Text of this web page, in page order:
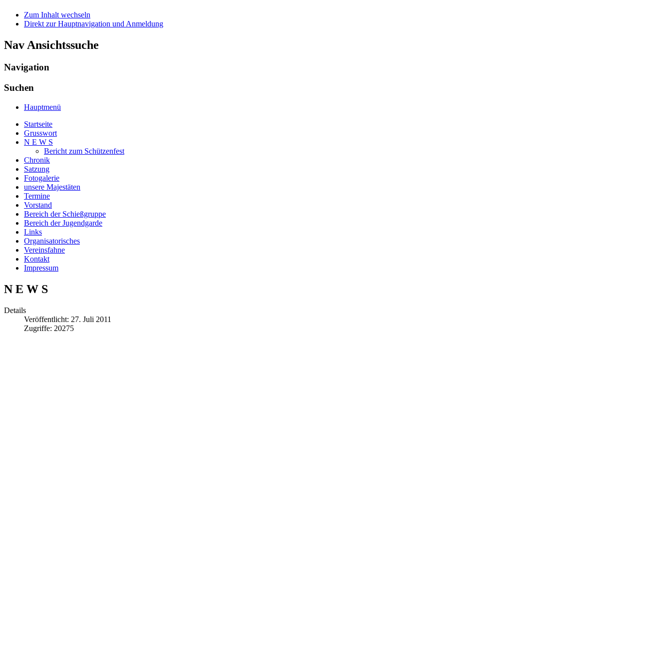
Zum Inhalt wechseln
Direkt zur Hauptnavigation und Anmeldung
Nav Ansichtssuche
Navigation
Suchen
Hauptmenü
Startseite
Grusswort
N E W S
Bericht zum Schützenfest
Chronik
Satzung
Fotogalerie
unsere Majestäten
Termine
Vorstand
Bereich der Schießgruppe
Bereich der Jugendgarde
Links
Organisatorisches
Vereinsfahne
Kontakt
Impressum
N E W S
Details
Veröffentlicht: 27. Juli 2011
Zugriffe: 20275